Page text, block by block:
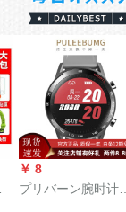
￥ 8
プリバーン腕时计心